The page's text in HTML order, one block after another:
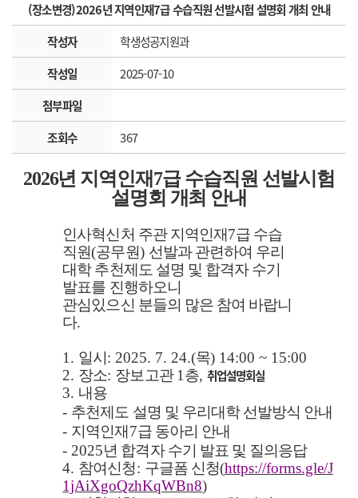
(장소변경)2026년 지역인재7급 수습직원 선발시험 설명회 개최 안내
작성자
학생성공지원과
작성일
2025-07-10
첨부파일
조회수
367
2026년 지역인재7급 수습직원 선발시험
설명회 개최 안내
인사혁신처 주관 지역인재7급 수습
직원(공무원) 선발과 관련하여 우리
대학 추천제도 설명 및 합격자 수기
발표를 진행하오니
관심있으신 분들의 많은 참여 바랍니
다.
1. 일시 : 2025. 7. 24.(목) 14:00 ~ 15:00
2. 장소: 장보고관1 층, 취업설명회실
3. 내용
- 추천제도 설명 및 우리대학 선발방식 안내
- 지역인재 7급 동아리 안내
- 2025년 합격자 수기 발표 및 질의응답
4. 참여신청: 구글폼 신청(https://forms.gle/J
1jAiXgoQzhKqWBn8)